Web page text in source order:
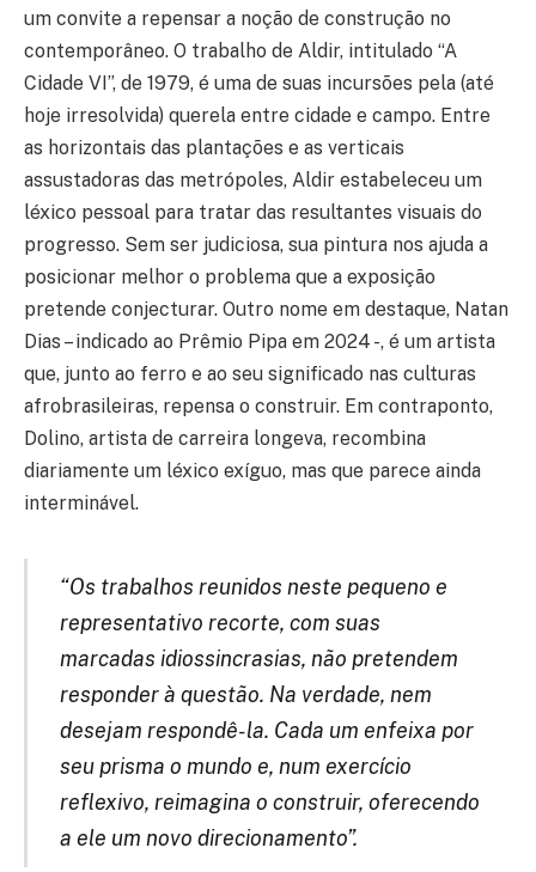
um convite a repensar a noção de construção no
contemporâneo. O trabalho de Aldir, intitulado “A
Cidade VI”, de 1979, é uma de suas incursões pela (até
hoje irresolvida) querela entre cidade e campo. Entre
as horizontais das plantações e as verticais
assustadoras das metrópoles, Aldir estabeleceu um
léxico pessoal para tratar das resultantes visuais do
progresso. Sem ser judiciosa, sua pintura nos ajuda a
posicionar melhor o problema que a exposição
pretende conjecturar. Outro nome em destaque, Natan
Dias – indicado ao Prêmio Pipa em 2024 -, é um artista
que, junto ao ferro e ao seu significado nas culturas
afrobrasileiras, repensa o construir. Em contraponto,
Dolino, artista de carreira longeva, recombina
diariamente um léxico exíguo, mas que parece ainda
interminável.
“Os trabalhos reunidos neste pequeno e
representativo recorte, com suas
marcadas idiossincrasias, não pretendem
responder à questão. Na verdade, nem
desejam respondê-la. Cada um enfeixa por
seu prisma o mundo e, num exercício
reflexivo, reimagina o construir, oferecendo
a ele um novo direcionamento”.